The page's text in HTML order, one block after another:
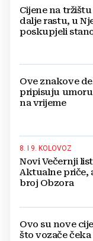
Cijene na
dalje rastu, u
poskupjeli
Ove znakove
pripisuju
na vrijeme
8. I 9. KOLOVOZ
Novi Večernji
Aktualne priče,
broj Obzora
Ovo su nove
što vozače